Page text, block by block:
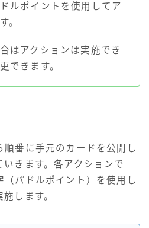
ルポイントを使用してア
。
はアクションは実施でき
できます。
順番に手元のカードを公開し
きます。各アクションで
（パドルポイント）を使用し
します。